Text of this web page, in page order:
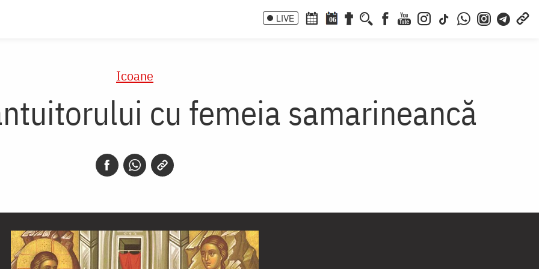
LIVE 06
Icoane
cu femeia samarineancă